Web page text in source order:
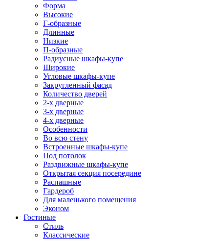
Форма
Высокие
Г-образные
Длинные
Низкие
П-образные
Радиусные шкафы-купе
Широкие
Угловые шкафы-купе
Закругленный фасад
Количество дверей
2-х дверные
3-х дверные
4-х дверные
Особенности
Во всю стену
Встроенные шкафы-купе
Под потолок
Раздвижные шкафы-купе
Открытая секция посередине
Распашные
Гардероб
Для маленького помещения
Эконом
Гостиные
Стиль
Классические